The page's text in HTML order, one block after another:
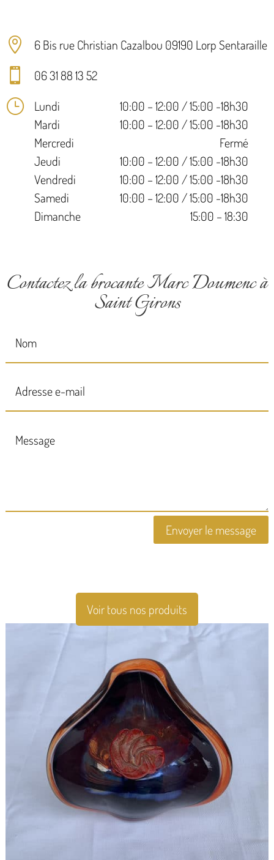
 6 Bis rue Christian Cazalbou 09190 Lorp Sentaraille
 06 31 88 13 52
} Lundi
10:00 – 12:00 / 15:00 -18h30
Mardi
10:00 – 12:00 / 15:00 -18h30
Mercredi
Fermé
Jeudi
10:00 – 12:00 / 15:00 -18h30
Vendredi
10:00 – 12:00 / 15:00 -18h30
Samedi
10:00 – 12:00 / 15:00 -18h30
Dimanche
15:00 – 18:30
Contactez la brocante Marc Doumenc à
Saint Girons
Envoyer le message
Voir tous nos produits